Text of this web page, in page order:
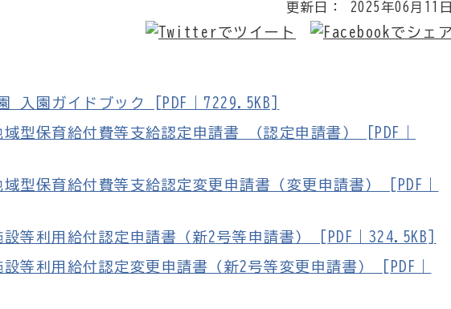
更新日： 2025年06月11日
入園ガイドブック [PDF｜7229.5KB]
域型保育給付費等支給認定申請書 （認定申請書） [PDF｜
域型保育給付費等支給認定変更申請書（変更申請書） [PDF｜
設等利用給付認定申請書（新2号等申請書） [PDF｜324.5KB]
設等利用給付認定変更申請書（新2号等変更申請書） [PDF｜